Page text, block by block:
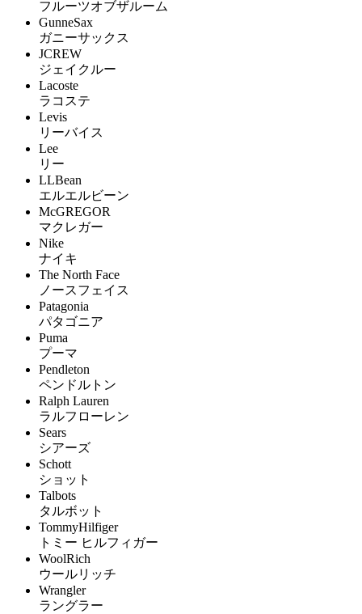
フルーツオブザルーム
GunneSax
ガニーサックス
JCREW
ジェイクルー
Lacoste
ラコステ
Levis
リーバイス
Lee
リー
LLBean
エルエルビーン
McGREGOR
マクレガー
Nike
ナイキ
The North Face
ノースフェイス
Patagonia
パタゴニア
Puma
プーマ
Pendleton
ペンドルトン
Ralph Lauren
ラルフローレン
Sears
シアーズ
Schott
ショット
Talbots
タルボット
TommyHilfiger
トミー ヒルフィガー
WoolRich
ウールリッチ
Wrangler
ラングラー